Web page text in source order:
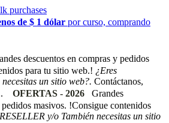
de $ 1 dólar por curso, comprando
descuentos en compras y pedidos
para tu sitio web.! ¿Eres
un sitio web?. Contáctanos,
OFERTAS - 2026
Grandes
masivos. !Consigue contenidos
y/o También necesitas un sitio